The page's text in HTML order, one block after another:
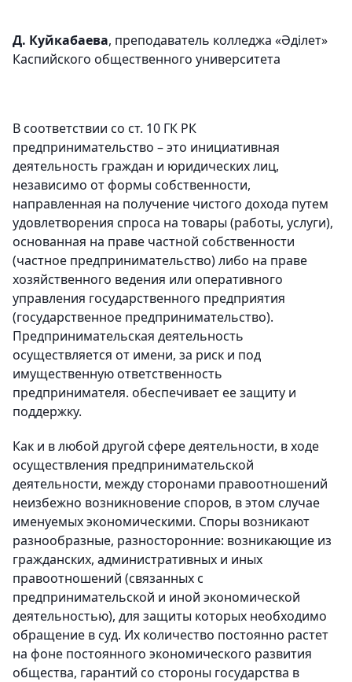
Д. Куйкабаева, преподаватель колледжа «Әділет»
Каспийского общественного университета
В соответствии со ст. 10 ГК РК
предпринимательство – это инициативная
деятельность граждан и юридических лиц,
независимо от формы собственности,
направленная на получение чистого дохода путем
удовлетворения спроса на товары (работы, услуги),
основанная на праве частной собственности
(частное предпринимательство) либо на праве
хозяйственного ведения или оперативного
управления государственного предприятия
(государственное предпринимательство).
Предпринимательская деятельность
осуществляется от имени, за риск и под
имущественную ответственность
предпринимателя. обеспечивает ее защиту и
поддержку.
Как и в любой другой сфере деятельности, в ходе
осуществления предпринимательской
деятельности, между сторонами правоотношений
неизбежно возникновение споров, в этом случае
именуемых экономическими. Споры возникают
разнообразные, разносторонние: возникающие из
гражданских, административных и иных
правоотношений (связанных с
предпринимательской и иной экономической
деятельностью), для защиты которых необходимо
обращение в суд. Их количество постоянно растет
на фоне постоянного экономического развития
общества, гарантий со стороны государства в